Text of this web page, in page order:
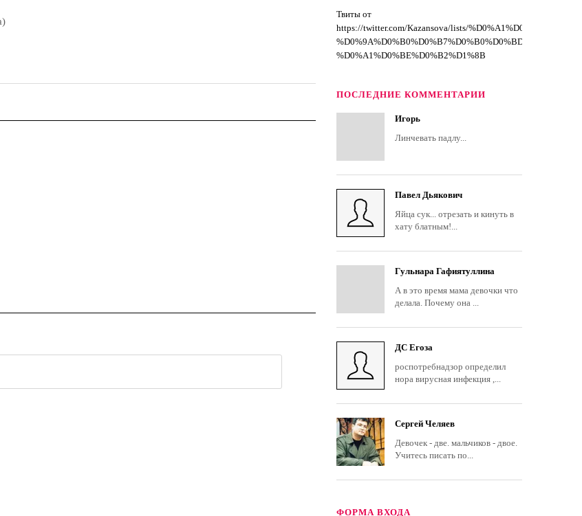
Твиты от
https://twitter.com/Kazansova/lists/
%D0%A1%D0%BE%D0%B2%D1%8B
ПОСЛЕДНИЕ КОММЕНТАРИИ
Игорь
Линчевать падлу...
Павел Дьякович
Яйца сук... отрезать и кинуть в
хату блатным!...
Гульнара Гафиятуллина
А в это время мама девочки что
делала. Почему она ...
ДС Егоза
роспотребнадзор определил
нора вирусная инфекция ,...
Сергей Челяев
Девочек - две. мальчиков - двое.
Учитесь писать по...
ФОРМА ВХОДА